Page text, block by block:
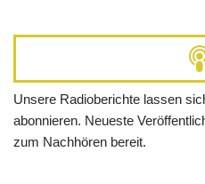
Unsere Radioberichte lassen
abonnieren. Neueste
zum Nachhören bereit.